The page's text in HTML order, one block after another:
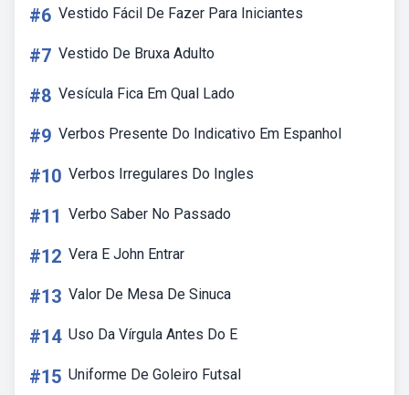
#6 Vestido Fácil De Fazer Para Iniciantes
#7 Vestido De Bruxa Adulto
#8 Vesícula Fica Em Qual Lado
#9 Verbos Presente Do Indicativo Em Espanhol
#10 Verbos Irregulares Do Ingles
#11 Verbo Saber No Passado
#12 Vera E John Entrar
#13 Valor De Mesa De Sinuca
#14 Uso Da Vírgula Antes Do E
#15 Uniforme De Goleiro Futsal